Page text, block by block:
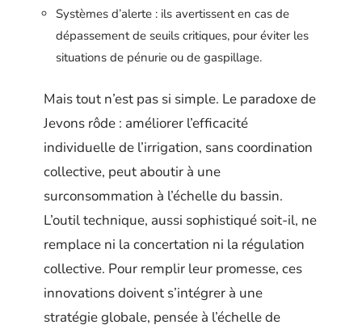
Systèmes d’alerte : ils avertissent en cas de
dépassement de seuils critiques, pour éviter les
situations de pénurie ou de gaspillage.
Mais tout n’est pas si simple. Le paradoxe de
Jevons rôde : améliorer l’efficacité
individuelle de l’irrigation, sans coordination
collective, peut aboutir à une
surconsommation à l’échelle du bassin.
L’outil technique, aussi sophistiqué soit-il, ne
remplace ni la concertation ni la régulation
collective. Pour remplir leur promesse, ces
innovations doivent s’intégrer à une
stratégie globale, pensée à l’échelle de